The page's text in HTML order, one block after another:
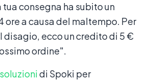
consegna ha subito un
ore a causa del maltempo. Per
disagio, ecco un credito di 5 €
ordine".
soluzionidi Spoki per